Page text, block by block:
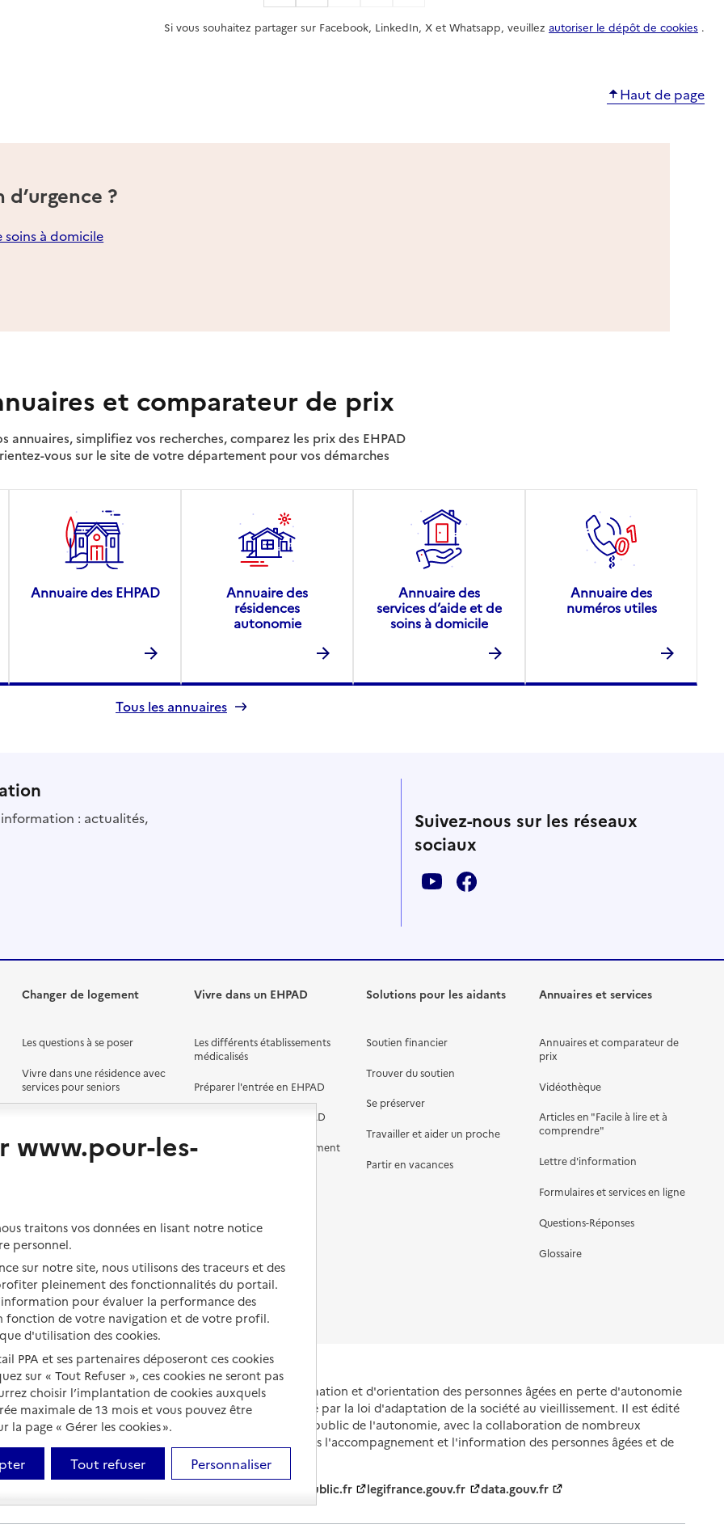
/ Premier ministre
de Landerneau
/ Premier ministre
/ Premier ministre
/ Premier ministre
de Morlaix
/ Premier ministre
de Pont-l'Abbé
Si vous souhaitez partager sur Facebook, LinkedIn, X et Whatsapp, veuillez autoriser le dépôt de cookies .
Haut de page
?
soins à domicile
et comparateur de prix
annuaires, simplifiez vos recherches, comparez les prix des EHPAD
vous sur le site de votre département pour vos démarches
Annuaire des EHPAD
Annuaire des
résidences
autonomie
Annuaire des
services d’aide et de
soins à domicile
Annuaire des
numéros utiles
Tous les annuaires
: actualités,
Suivez-nous sur les réseaux
sociaux
Changer de logement
Les questions à se poser
Vivre dans une résidence avec
services pour seniors
Vivre en accueil familial
Vivre dans un EHPAD
Les différents établissements
médicalisés
Préparer l'entrée en EHPAD
Aides financières en EHPAD
Prévention, accompagnement
Droits en EHPAD
Fin de vie en EHPAD
Solutions pour les aidants
Soutien financier
Trouver du soutien
Se préserver
Travailler et aider un proche
Partir en vacances
Annuaires et services
Annuaires et comparateur de
prix
Vidéothèque
Articles en "Facile à lire et à
comprendre"
Lettre d'information
Formulaires et services en ligne
Questions-Réponses
Glossaire
Portail national d'information et d'orientation des personnes âgées en perte d'autonomie
et de leurs proches, créé par la loi d'adaptation de la société au vieillissement. Il est édité
et animé par le Service public de l'autonomie, avec la collaboration de nombreux
partenaires engagés dans l'accompagnement et l'information des personnes âgées et de
leurs aidants.
service-public.fr legifrance.gouv.fr data.gouv.fr
www.pour-les-
traitons vos données en lisant notre notice
personnel.
sur notre site, nous utilisons des traceurs et des
pleinement des fonctionnalités du portail.
pour évaluer la performance des
fonction de votre navigation et de votre profil.
d'utilisation des cookies.
PPA et ses partenaires déposeront ces cookies
sur « Tout Refuser », ces cookies ne seront pas
choisir l’implantation de cookies auxquels
maximale de 13 mois et vous pouvez être
page « Gérer les cookies ».
Tout refuser Personnaliser